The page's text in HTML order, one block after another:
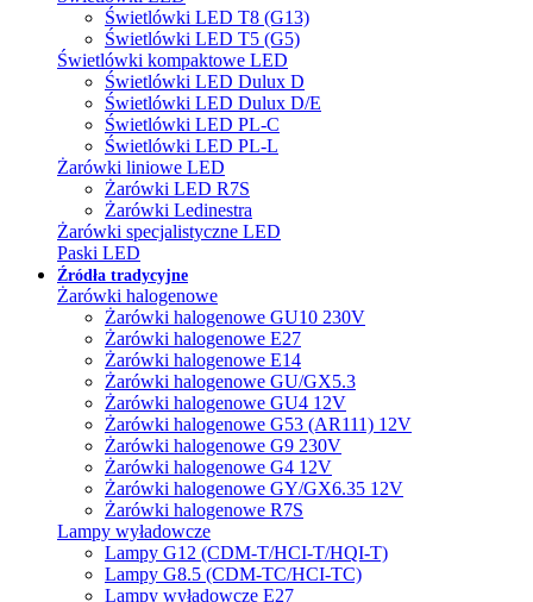
Świetlówki LED T8 (G13)
Świetlówki LED T5 (G5)
Świetlówki kompaktowe LED
Świetlówki LED Dulux D
Świetlówki LED Dulux D/E
Świetlówki LED PL-C
Świetlówki LED PL-L
Żarówki liniowe LED
Żarówki LED R7S
Żarówki Ledinestra
Żarówki specjalistyczne LED
Paski LED
Źródła tradycyjne
Żarówki halogenowe
Żarówki halogenowe GU10 230V
Żarówki halogenowe E27
Żarówki halogenowe E14
Żarówki halogenowe GU/GX5.3
Żarówki halogenowe GU4 12V
Żarówki halogenowe G53 (AR111) 12V
Żarówki halogenowe G9 230V
Żarówki halogenowe G4 12V
Żarówki halogenowe GY/GX6.35 12V
Żarówki halogenowe R7S
Lampy wyładowcze
Lampy G12 (CDM-T/HCI-T/HQI-T)
Lampy G8.5 (CDM-TC/HCI-TC)
Lampy wyładowcze E27